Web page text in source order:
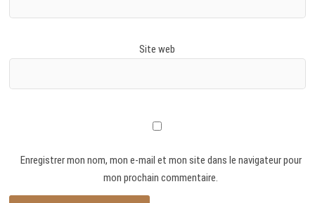
Site web
Enregistrer mon nom, mon e-mail et mon site dans le navigateur pour
mon prochain commentaire.